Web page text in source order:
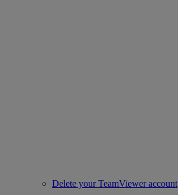
Delete your TeamViewer account